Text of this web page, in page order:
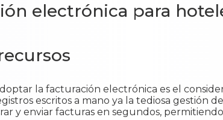
electrónica para
la facturación electrónica es el
escritos a mano ya la tediosa gestión
y enviar facturas en segundos,